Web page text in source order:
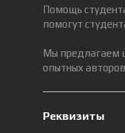
Помощь
помогут
Мы предлагаем
опытных
Реквизиты